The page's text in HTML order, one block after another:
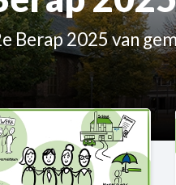
Berap 2025 van